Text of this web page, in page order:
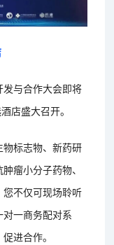
与合作大会即将
店盛大召开。
标志物、新药研
瘤小分子药物、
不仅可现场聆听
一商务配对系
进合作。